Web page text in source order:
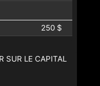
250 $
SUR LE CAPITAL